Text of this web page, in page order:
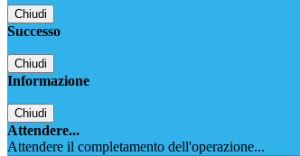
Chiudi
Successo
Chiudi
Informazione
Chiudi
Attendere...
Attendere il completamento dell'operazione...